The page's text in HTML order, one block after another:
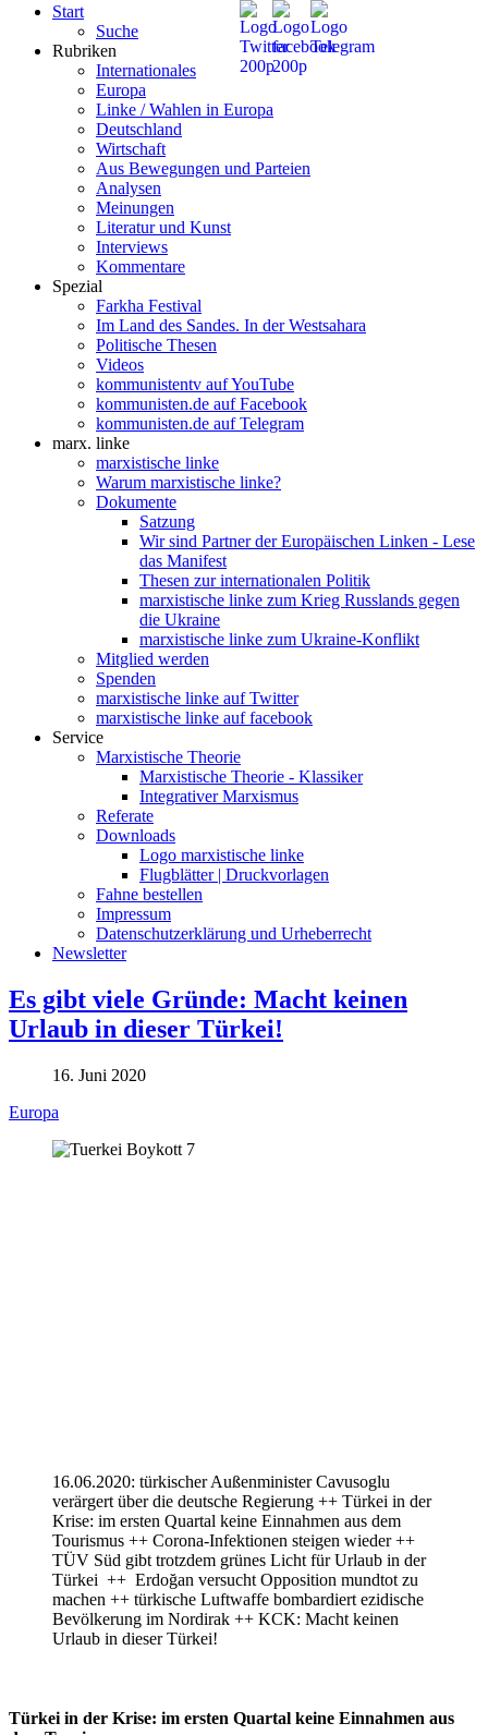
Start
Suche
Rubriken
Internationales
Europa
Linke / Wahlen in Europa
Deutschland
Wirtschaft
Aus Bewegungen und Parteien
Analysen
Meinungen
Literatur und Kunst
Interviews
Kommentare
Spezial
Farkha Festival
Im Land des Sandes. In der Westsahara
Politische Thesen
Videos
kommunistentv auf YouTube
kommunisten.de auf Facebook
kommunisten.de auf Telegram
marx. linke
marxistische linke
Warum marxistische linke?
Dokumente
Satzung
Wir sind Partner der Europäischen Linken - Lese
das Manifest
Thesen zur internationalen Politik
marxistische linke zum Krieg Russlands gegen
die Ukraine
marxistische linke zum Ukraine-Konflikt
Mitglied werden
Spenden
marxistische linke auf Twitter
marxistische linke auf facebook
Service
Marxistische Theorie
Marxistische Theorie - Klassiker
Integrativer Marxismus
Referate
Downloads
Logo marxistische linke
Flugblätter | Druckvorlagen
Fahne bestellen
Impressum
Datenschutzerklärung und Urheberrecht
Newsletter
Es gibt viele Gründe: Macht keinen
Urlaub in dieser Türkei!
16. Juni 2020
Europa
16.06.2020: türkischer Außenminister Cavusoglu
verärgert über die deutsche Regierung ++ Türkei in der
Krise: im ersten Quartal keine Einnahmen aus dem
Tourismus ++ Corona-Infektionen steigen wieder ++
TÜV Süd gibt trotzdem grünes Licht für Urlaub in der
Türkei ++ Erdoğan versucht Opposition mundtot zu
machen ++ türkische Luftwaffe bombardiert ezidische
Bevölkerung im Nordirak ++ KCK: Macht keinen
Urlaub in dieser Türkei!
Türkei in der Krise: im ersten Quartal keine Einnahmen aus